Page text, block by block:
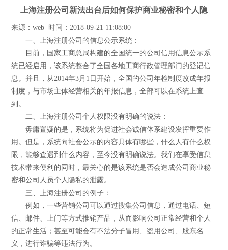
上海注册公司新法出台后如何保护商业秘密和个人隐
来源：web 时间：2018-09-21 11:08:00
一、上海注册公司的信息公示系统：
目前，国家工商总局构建的全国统一的公司信用信息公示系
统已经启用，该系统整合了全国各地工商行政管理部门的登记信
息。并且，从2014年3月1日开始，全国的公司年检制度改成年报
制度，与市场主体经营相关的年报信息，全部可以在系统上查
到。
二、上海注册公司个人权限没有明确的说法：
毋庸置疑的是，系统将为促进社会诚信体系建设发挥重要作
用。但是，系统向社会公示的内容具体有哪些，什么人有什么权
限，能够查遇到什么内容，至今没有明确说法。我们在享受信息
技术带来便利的同时，最关心的是该系统是否会造成公司商业秘
密和公司人员个人隐私的泄露。
三、上海注册公司的例子：
例如，一些营销公司可以通过搜集公司信息，通过电话、短
信、邮件、上门等方式推销产品，从而影响公司正常经营和个人
的正常生活；甚至可能会有不法分子冒用、盗用公司、股东名
义，进行诈骗等违法行为。